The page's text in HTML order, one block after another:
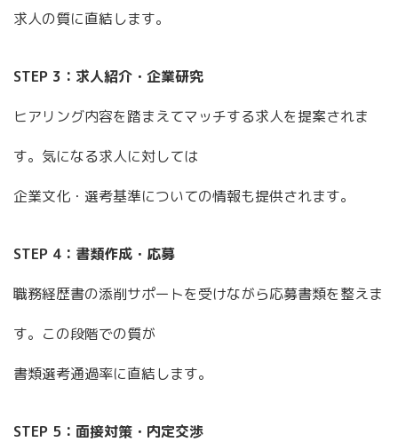
求人の質に直結します。
STEP 3：求人紹介・企業研究
ヒアリング内容を踏まえてマッチする求人を提案されま
す。気になる求人に対しては
企業文化・選考基準についての情報も提供されます。
STEP 4：書類作成・応募
職務経歴書の添削サポートを受けながら応募書類を整えま
す。この段階での質が
書類選考通過率に直結します。
STEP 5：面接対策・内定交渉